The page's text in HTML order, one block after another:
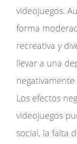
videojuegos.
forma
recreativa y
llevar a una
Los efectos
videojuegos
social, la falta